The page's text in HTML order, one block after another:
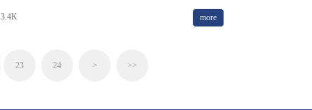
3.4K more
23 24 > >>